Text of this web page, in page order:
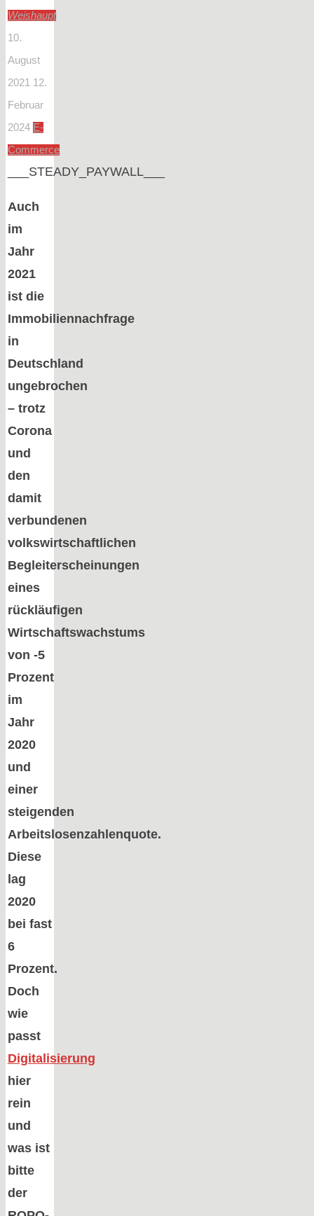
Weishaupt
10.
August
2021 12.
Februar
2024 E-
Commerce
___STEADY_PAYWALL___
Auch
im
Jahr
2021
ist die
Immobiliennachfrage
in
Deutschland
ungebrochen
– trotz
Corona
und
den
damit
verbundenen
volkswirtschaftlichen
Begleiterscheinungen
eines
rückläufigen
Wirtschaftswachstums
von -5
Prozent
im
Jahr
2020
und
einer
steigenden
Arbeitslosenzahlenquote.
Diese
lag
2020
bei fast
6
Prozent.
Doch
wie
passt
Digitalisierung
hier
rein
und
was ist
bitte
der